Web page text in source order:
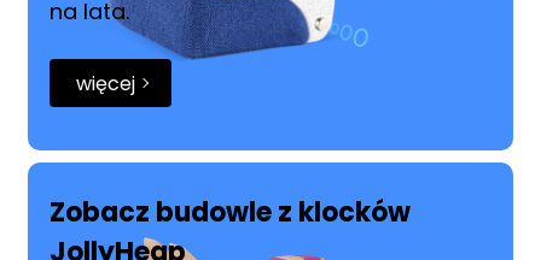
na lata.
więcej
Zobacz budowle z klocków
JollyHeap